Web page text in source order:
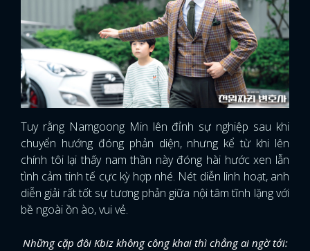
Tuy rằng Namgoong Min lên đỉnh sự nghiệp sau khi
chuyển hướng đóng phản diện, nhưng kể từ khi lên
chính tôi lại thấy nam thần này đóng hài hước xen lẫn
tình cảm tinh tế cực kỳ hợp nhé. Nét diễn linh hoạt, anh
diễn giải rất tốt sự tương phản giữa nội tâm tĩnh lặng với
bề ngoài ồn ào, vui vẻ.
Những cặp đôi Kbiz không công khai thì chẳng ai ngờ tới: